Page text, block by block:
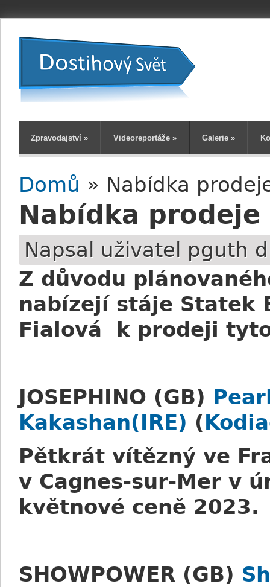
Zpravodajství » Videoreportáže » Galerie »
Jste zde
Domů » Nabídka
Nabídka
Napsal uživatel pguth
Z důvodu
nabízejí stáje Statek
Fialová k prodeji
JOSEPHINO (GB)
Kakashan(IRE) (
Pětkrát vítězný ve
v Cagnes-sur-Mer v
květnové ceně 2023.
SHOWPOWER (GB)